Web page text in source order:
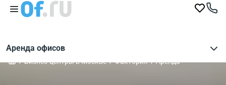
Аренда офисов
Бизнес-центры в Москве Фактория Аренда